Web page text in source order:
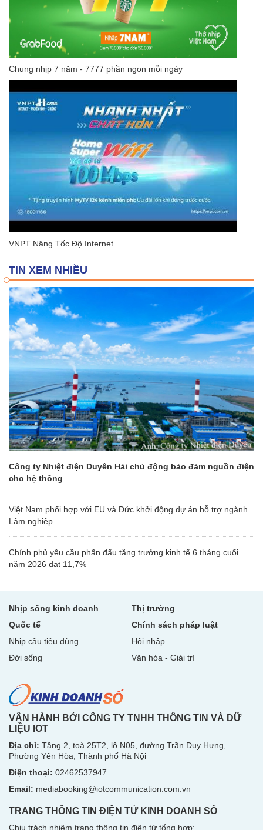
Chung nhịp 7 năm - 7777 phần ngon mỗi ngày
VNPT Nâng Tốc Độ Internet
TIN XEM NHIỀU
Công ty Nhiệt điện Duyên Hải chủ động bảo đảm nguồn điện
cho hệ thống
Việt Nam phối hợp với EU và Đức khởi động dự án hỗ trợ ngành
Lâm nghiệp
Chính phủ yêu cầu phấn đấu tăng trưởng kinh tế 6 tháng cuối
năm 2026 đạt 11,7%
Nhịp sống kinh doanh
Thị trường
Quốc tế
Chính sách pháp luật
Nhịp cầu tiêu dùng
Hội nhập
Đời sống
Văn hóa - Giải trí
VẬN HÀNH BỞI CÔNG TY TNHH THÔNG TIN VÀ DỮ
LIỆU IOT
Địa chỉ: Tầng 2, toà 25T2, lô N05, đường Trần Duy Hưng,
Phường Yên Hòa, Thành phố Hà Nội
Điện thoại: 02462537947
Email: mediabooking@iotcommunication.com.vn
TRANG THÔNG TIN ĐIỆN TỬ KINH DOANH SỐ
Chịu trách nhiệm trang thông tin điện tử tổng hợp: